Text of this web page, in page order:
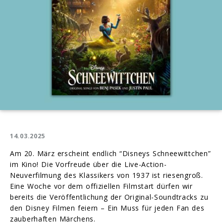
14.03.2025
Am 20. März erscheint endlich “Disneys Schneewittchen”
im Kino! Die Vorfreude über die Live-Action-
Neuverfilmung des Klassikers von 1937 ist riesengroß.
Eine Woche vor dem offiziellen Filmstart dürfen wir
bereits die Veröffentlichung der Original-Soundtracks zu
den Disney Filmen feiern – Ein Muss für jeden Fan des
zauberhaften Märchens.